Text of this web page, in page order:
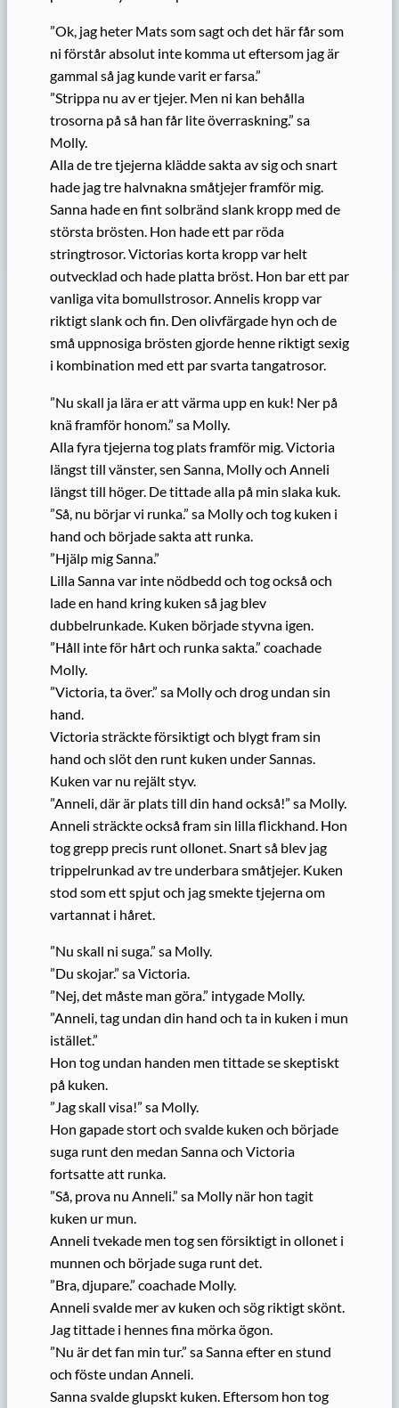
”Ok, jag heter Mats som sagt och det här får som
ni förstår absolut inte komma ut eftersom jag är
gammal så jag kunde varit er farsa.”
”Strippa nu av er tjejer. Men ni kan behålla
trosorna på så han får lite överraskning.” sa
Molly.
Alla de tre tjejerna klädde sakta av sig och snart
hade jag tre halvnakna småtjejer framför mig.
Sanna hade en fint solbränd slank kropp med de
största brösten. Hon hade ett par röda
stringtrosor. Victorias korta kropp var helt
outvecklad och hade platta bröst. Hon bar ett par
vanliga vita bomullstrosor. Annelis kropp var
riktigt slank och fin. Den olivfärgade hyn och de
små uppnosiga brösten gjorde henne riktigt sexig
i kombination med ett par svarta tangatrosor.
”Nu skall ja lära er att värma upp en kuk! Ner på
knä framför honom.” sa Molly.
Alla fyra tjejerna tog plats framför mig. Victoria
längst till vänster, sen Sanna, Molly och Anneli
längst till höger. De tittade alla på min slaka kuk.
”Så, nu börjar vi runka.” sa Molly och tog kuken i
hand och började sakta att runka.
”Hjälp mig Sanna.”
Lilla Sanna var inte nödbedd och tog också och
lade en hand kring kuken så jag blev
dubbelrunkade. Kuken började styvna igen.
”Håll inte för hårt och runka sakta.” coachade
Molly.
”Victoria, ta över.” sa Molly och drog undan sin
hand.
Victoria sträckte försiktigt och blygt fram sin
hand och slöt den runt kuken under Sannas.
Kuken var nu rejält styv.
”Anneli, där är plats till din hand också!” sa Molly.
Anneli sträckte också fram sin lilla flickhand. Hon
tog grepp precis runt ollonet. Snart så blev jag
trippelrunkad av tre underbara småtjejer. Kuken
stod som ett spjut och jag smekte tjejerna om
vartannat i håret.
”Nu skall ni suga.” sa Molly.
”Du skojar.” sa Victoria.
”Nej, det måste man göra.” intygade Molly.
”Anneli, tag undan din hand och ta in kuken i mun
istället.”
Hon tog undan handen men tittade se skeptiskt
på kuken.
”Jag skall visa!” sa Molly.
Hon gapade stort och svalde kuken och började
suga runt den medan Sanna och Victoria
fortsatte att runka.
”Så, prova nu Anneli.” sa Molly när hon tagit
kuken ur mun.
Anneli tvekade men tog sen försiktigt in ollonet i
munnen och började suga runt det.
”Bra, djupare.” coachade Molly.
Anneli svalde mer av kuken och sög riktigt skönt.
Jag tittade i hennes fina mörka ögon.
”Nu är det fan min tur.” sa Sanna efter en stund
och föste undan Anneli.
Sanna svalde glupskt kuken. Eftersom hon tog